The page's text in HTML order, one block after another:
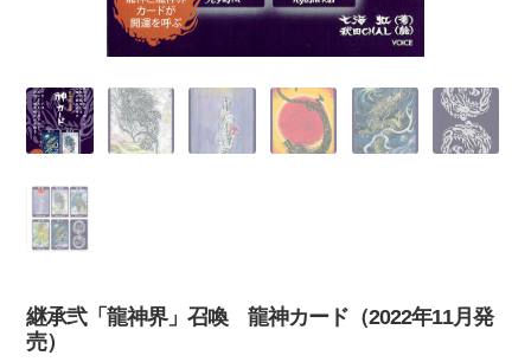
継承弐「龍神界」召喚 龍神カード（2022年11月発
売）